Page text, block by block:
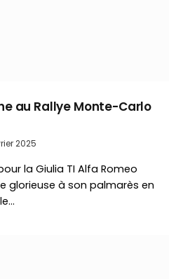
au Rallye Monte-Carlo
2025
la Giulia TI Alfa Romeo
glorieuse à son palmarès en